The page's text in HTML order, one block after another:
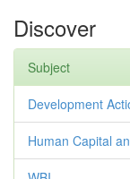
Discover
Subject
Development
Human Capital